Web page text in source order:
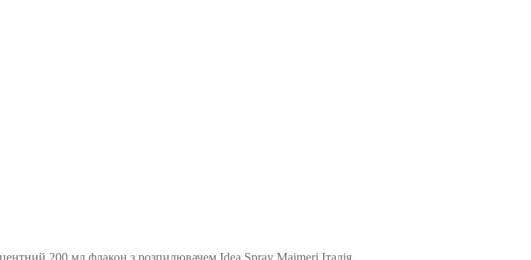
200 мл флакон з розпилювачем Idea Spray Maimeri Італія